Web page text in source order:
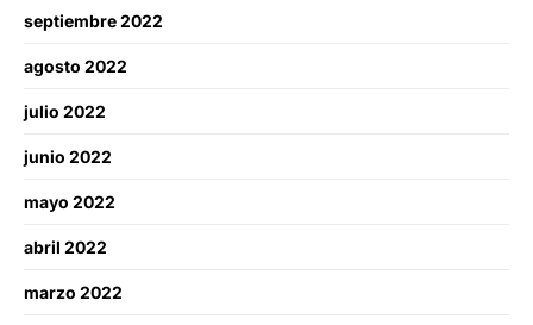
septiembre 2022
agosto 2022
julio 2022
junio 2022
mayo 2022
abril 2022
marzo 2022